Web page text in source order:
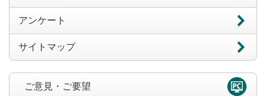
アンケート
サイトマップ
ご意見・ご要望